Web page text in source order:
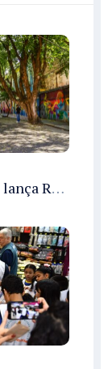
Prefeitura de Manaus lança Rua Gastronômica preservando as 17 árvores da Ferreira Pena no Centro